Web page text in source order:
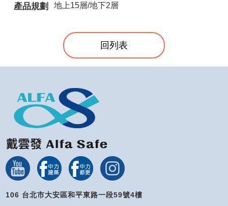
產品規劃 地上15層/地下2層
回列表
106 台北市大安區和平東路一段59號4樓